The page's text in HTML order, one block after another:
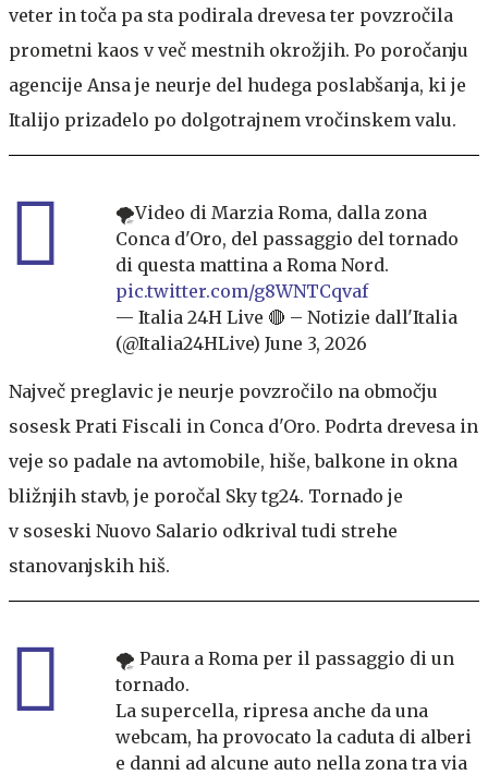
veter in toča pa sta podirala drevesa ter povzročila
prometni kaos v več mestnih okrožjih. Po poročanju
agencije Ansa je neurje del hudega poslabšanja, ki je
Italijo prizadelo po dolgotrajnem vročinskem valu.
🌪️Video di Marzia Roma, dalla zona
Conca d'Oro, del passaggio del tornado
di questa mattina a Roma Nord.
pic.twitter.com/g8WNTCqvaf
— Italia 24H Live 🔴 – Notizie dall'Italia
(@Italia24HLive) June 3, 2026
Največ preglavic je neurje povzročilo na območju
sosesk Prati Fiscali in Conca d'Oro. Podrta drevesa in
veje so padale na avtomobile, hiše, balkone in okna
bližnjih stavb, je poročal Sky tg24. Tornado je
v soseski Nuovo Salario odkrival tudi strehe
stanovanjskih hiš.
🌪️ Paura a Roma per il passaggio di un
tornado.
La supercella, ripresa anche da una
webcam, ha provocato la caduta di alberi
e danni ad alcune auto nella zona tra via